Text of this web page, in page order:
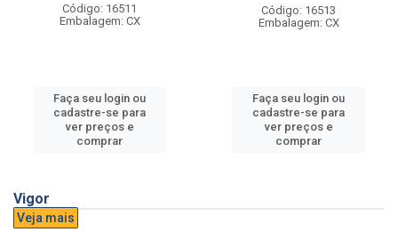
Código: 16511
Embalagem: CX
Faça seu login ou
cadastre-se para
ver preços e
comprar
Código: 16513
Embalagem: CX
Faça seu login ou
cadastre-se para
ver preços e
comprar
Vigor
Veja mais